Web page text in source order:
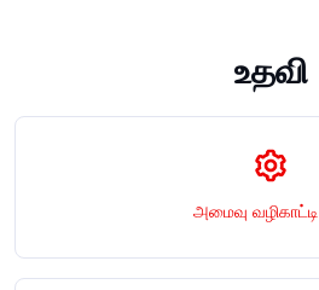
உதவி
அமைவு வழிகாட்டி